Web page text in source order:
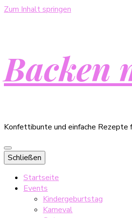
Zum Inhalt springen
Backen
Konfettibunte und einfache Rezepte
Schließen
Startseite
Events
Kindergeburtstag
Karneval